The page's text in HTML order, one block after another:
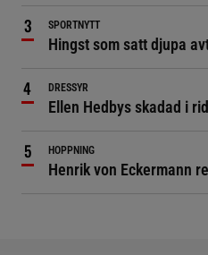
SPORTNYTT
Hingst som satt djupa
DRESSYR
Ellen Hedbys skadad i
HOPPNING
Henrik von Eckermann